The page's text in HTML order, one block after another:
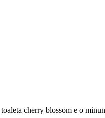
cherry blossom e o